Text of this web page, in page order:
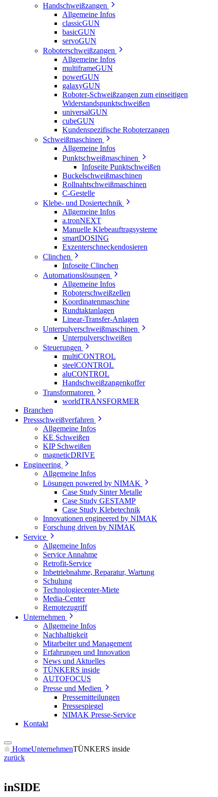
Handschweißzangen
Allgemeine Infos
classicGUN
basicGUN
servoGUN
Roboterschweißzangen
Allgemeine Infos
multiframeGUN
powerGUN
galaxyGUN
Roboter-Schweißzangen zum einseitigen
Widerstandspunktschweißen
universalGUN
cubeGUN
Kundenspezifische Roboterzangen
Schweißmaschinen
Allgemeine Infos
Punktschweißmaschinen
Infoseite Punktschweißen
Buckelschweißmaschinen
Rollnahtschweißmaschinen
C-Gestelle
Klebe- und Dosiertechnik
Allgemeine Infos
a.tronNEXT
Manuelle Klebeauftragsysteme
smartDOSING
Exzenterschneckendosieren
Clinchen
Infoseite Clinchen
Automationslösungen
Allgemeine Infos
Roboterschweißzellen
Koordinatenmaschine
Rundtaktanlagen
Linear-Transfer-Anlagen
Unterpulverschweißmaschinen
Unterpulverschweißen
Steuerungen
multiCONTROL
steelCONTROL
aluCONTROL
Handschweißzangenkoffer
Transformatoren
worldTRANSFORMER
Branchen
Pressschweißverfahren
Allgemeine Infos
KE Schweißen
KIP Schweißen
magneticDRIVE
Engineering
Allgemeine Infos
Lösungen powered by NIMAK
Case Study Sinter Metalle
Case Study GESTAMP
Case Study Klebetechnik
Innovationen engineered by NIMAK
Forschung driven by NIMAK
Service
Allgemeine Infos
Service Annahme
Retrofit-Service
Inbetriebnahme, Reparatur, Wartung
Schulung
Technologiecenter-Miete
Media-Center
Remotezugriff
Unternehmen
Allgemeine Infos
Nachhaltigkeit
Mitarbeiter und Management
Erfahrungen und Innovation
News und Aktuelles
TÜNKERS inside
AUTOFOCUS
Presse und Medien
Pressemitteilungen
Pressespiegel
NIMAK Presse-Service
Kontakt
HomeUnternehmenTÜNKERS inside
zurück
inSIDE